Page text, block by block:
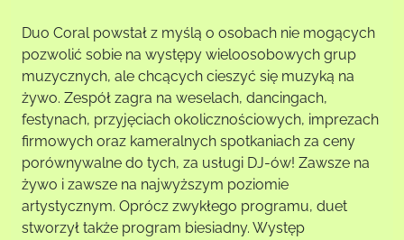
Duo Coral powstał z myślą o osobach nie mogących
pozwolić sobie na występy wieloosobowych grup
muzycznych, ale chcących cieszyć się muzyką na
żywo. Zespół zagra na weselach, dancingach,
festynach, przyjęciach okolicznościowych, imprezach
firmowych oraz kameralnych spotkaniach za ceny
porównywalne do tych, za usługi DJ-ów! Zawsze na
żywo i zawsze na najwyższym poziomie
artystycznym. Oprócz zwykłego programu, duet
stworzył także program biesiadny. Występ